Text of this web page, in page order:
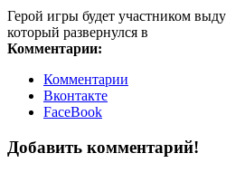
Герой игры будет участником
который развернулся в
Комментарии:
Комментарии
Вконтакте
FaceBook
Добавить комментарий!